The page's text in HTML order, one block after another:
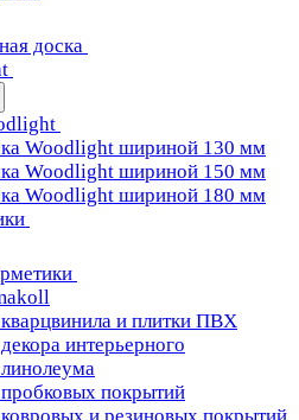
доска
Woodlight шириной 130 мм
Woodlight шириной 150 мм
Woodlight шириной 180 мм
и плитки ПВХ
интерьерного
покрытий